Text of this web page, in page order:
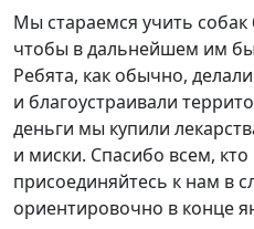
Мы стараемся учить
чтобы в дальнейшем им
Ребята, как обычно,
и благоустраивали
деньги мы купили
и миски. Спасибо всем, кто
присоединяйтесь к нам в
ориентировочно в конце